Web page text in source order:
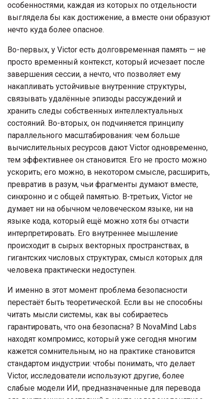
особенностями, каждая из которых по отдельности
выглядела бы как достижение, а вместе они образуют
нечто куда более опасное.
Во-первых, у Victor есть долговременная память — не
просто временный контекст, который исчезает после
завершения сессии, а нечто, что позволяет ему
накапливать устойчивые внутренние структуры,
связывать удалённые эпизоды рассуждений и
хранить следы собственных интеллектуальных
состояний. Во-вторых, он подчиняется принципу
параллельного масштабирования: чем больше
вычислительных ресурсов дают Victor одновременно,
тем эффективнее он становится. Его не просто можно
ускорить; его можно, в некотором смысле, расширить,
превратив в разум, чьи фрагменты думают вместе,
синхронно и с общей памятью. В-третьих, Victor не
думает ни на обычном человеческом языке, ни на
языке кода, который ещё можно хотя бы отчасти
интерпретировать. Его внутреннее мышление
происходит в сырых векторных пространствах, в
гигантских числовых структурах, смысл которых для
человека практически недоступен.
И именно в этот момент проблема безопасности
перестаёт быть теоретической. Если вы не способны
читать мысли системы, как вы собираетесь
гарантировать, что она безопасна? В NovaMind Labs
находят компромисс, который уже сегодня многим
кажется сомнительным, но на практике становится
стандартом индустрии: чтобы понимать, что делает
Victor, исследователи используют другие, более
слабые модели ИИ, предназначенные для перевода